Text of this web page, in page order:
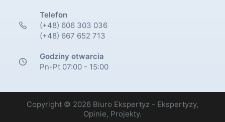
Telefon
(+48) 606 303 036
(+48) 667 652 713
Godziny otwarcia
Pn-Pt 07:00 - 15:00
Copyright © 2026 Biuro Ekspertyz - Ekspertyzy,
Opinie, Projekty.